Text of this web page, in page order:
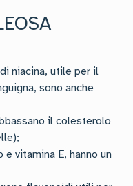
niacina, utile per il
sono anche
il colesterolo
vitamina E, hanno un